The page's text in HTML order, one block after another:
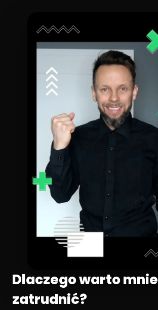
Dlaczego warto mnie
zatrudnić?